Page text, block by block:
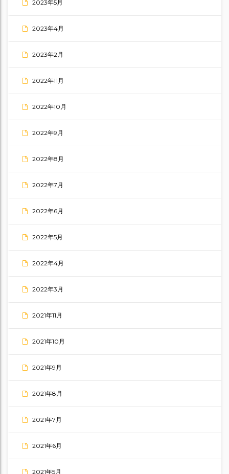
2023年5月
2023年4月
2023年2月
2022年11月
2022年10月
2022年9月
2022年8月
2022年7月
2022年6月
2022年5月
2022年4月
2022年3月
2021年11月
2021年10月
2021年9月
2021年8月
2021年7月
2021年6月
2021年5月